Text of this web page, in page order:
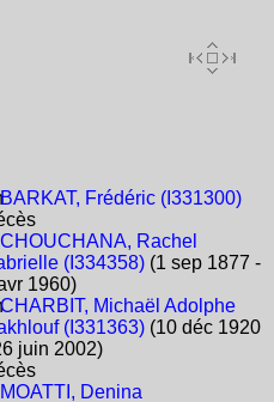
BARKAT, Frédéric (I331300)
CHOUCHANA, Rachel
(I334358) (1 sep 1877 -
1960)
CHARBIT, Michaël Adolphe
(I331363) (10 déc 1920
juin 2002)
MOATTI, Denina